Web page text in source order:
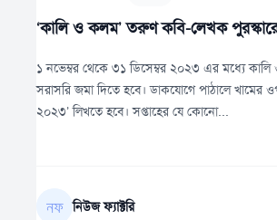
‘কালি ও কলম’ তরুণ কবি-লেখক
১ নভেম্বর থেকে ৩১ ডিসেম্বর ২০২৩ এর মধ্যে
সরাসরি জমা দিতে হবে। ডাকযোগে পাঠালে
২০২৩’ লিখতে হবে। সপ্তাহের যে কোনো...
নিউজ ফ্যাক্টরি